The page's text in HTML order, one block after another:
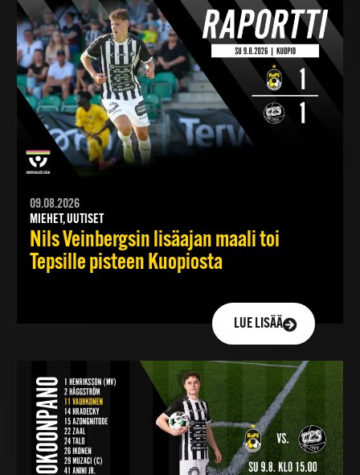
09.08.2026
MIEHET, UUTISET
Nils Veinbergsin lisäajan maali toi
Tepsille pisteen Kuopiosta
LUE LISÄÄ